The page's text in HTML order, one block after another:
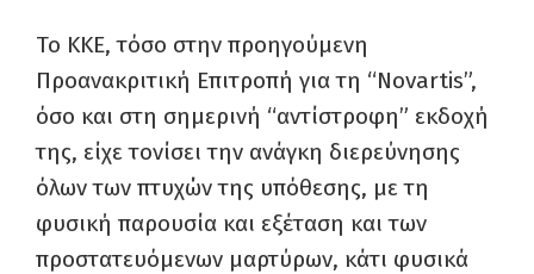
Το ΚΚΕ, τόσο στην προηγούμενη
Προανακριτική Επιτροπή για τη “Novartis”,
όσο και στη σημερινή “αντίστροφη” εκδοχή
της, είχε τονίσει την ανάγκη διερεύνησης
όλων των πτυχών της υπόθεσης, με τη
φυσική παρουσία και εξέταση και των
προστατευόμενων μαρτύρων, κάτι φυσικά